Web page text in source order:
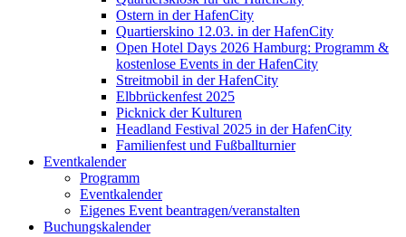
Ostern in der HafenCity
Quartierskino 12.03. in der HafenCity
Open Hotel Days 2026 Hamburg: Programm &
kostenlose Events in der HafenCity
Streitmobil in der HafenCity
Elbbrückenfest 2025
Picknick der Kulturen
Headland Festival 2025 in der HafenCity
Familienfest und Fußballturnier
Eventkalender
Programm
Eventkalender
Eigenes Event beantragen/veranstalten
Buchungskalender